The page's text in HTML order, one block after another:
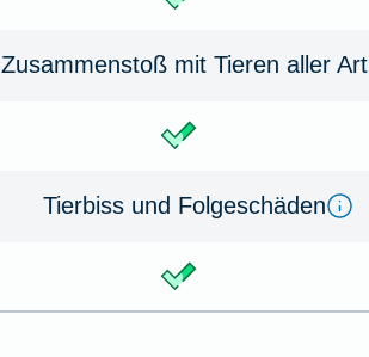
Zu­sammen­stoß mit Tie­ren aller Art
Tier­biss und Folge­schä­den